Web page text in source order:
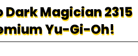
Dark Magician 2315
Yu-Gi-Oh!